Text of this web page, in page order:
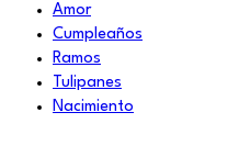
Amor
Cumpleaños
Ramos
Tulipanes
Nacimiento